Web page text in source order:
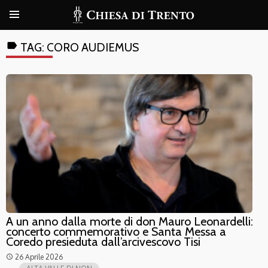
label TAG: CORO AUDIEMUS
A un anno dalla morte di don Mauro Leonardelli:
concerto commemorativo e Santa Messa a
Coredo presieduta dall’arcivescovo Tisi
access_time 26 Aprile 2026